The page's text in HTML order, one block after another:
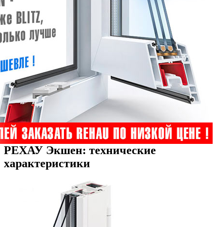
РЕХАУ Экшен: технические
характеристики